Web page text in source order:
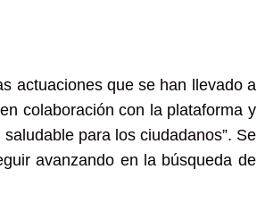
actuaciones que se han llevado a
colaboración con la plataforma y
para los ciudadanos”. Se
avanzando en la búsqueda de